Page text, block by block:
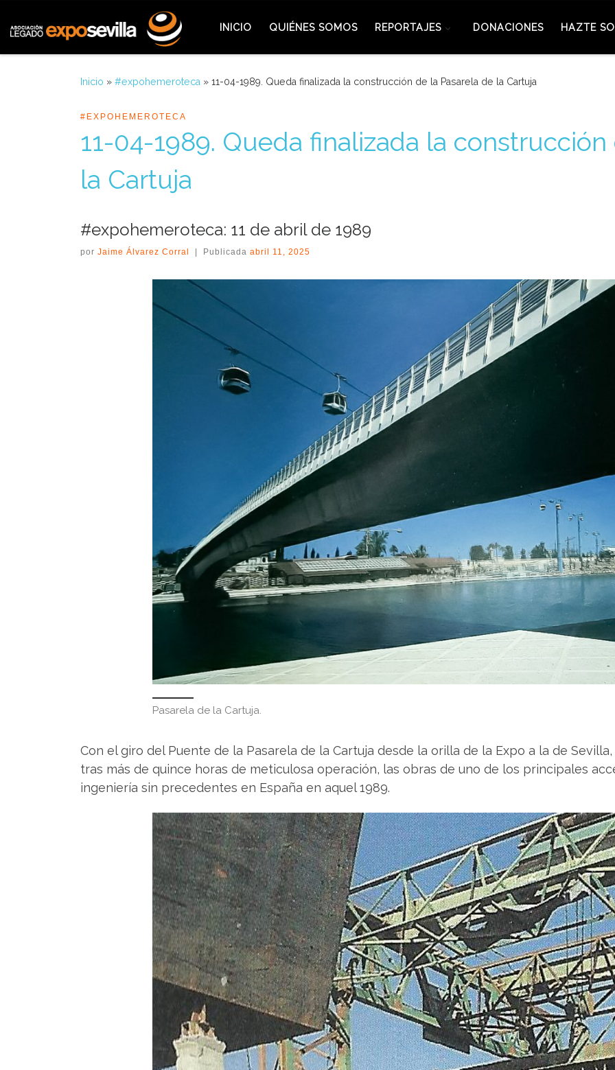
INICIO QUIÉNES SOMOS REPORTAJES DONACIONES HAZTE
Inicio » #expohemeroteca » 11-04-1989. Queda finalizada la construcción de la Pasarela de la Cartuja
#EXPOHEMEROTECA
11-04-1989. Queda finalizada la
la Cartuja
#expohemeroteca: 11 de abril de 1989
por Jaime Álvarez Corral | Publicada abril 11, 2025
Pasarela de la Cartuja.
Con el giro del Puente de la Pasarela de la Cartuja desde la orilla de la Expo a la de
tras más de quince horas de meticulosa operación, las obras de uno de los principales
ingeniería sin precedentes en España en aquel 1989.